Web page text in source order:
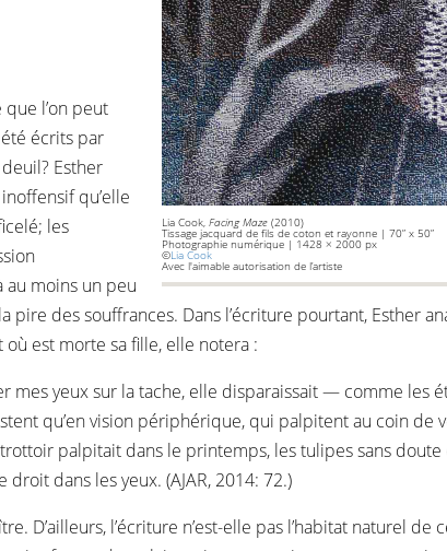
Lia Cook, Facing Maze (2010)
Tissage jacquard de fils de coton et rayonne | 70” x 50”
Photographie numérique | 1428 × 2000 px
©Lia Cook
Avec l'aimable autorisation de l’artiste
l’on peut
écrits par
Esther
qu’elle
les
au moins un peu
pire des souffrances. Dans l’écriture pourtant, Esther
où est morte sa fille, elle notera :
mes yeux sur la tache, elle disparaissait — comme les
qu’en vision périphérique, qui palpitent au coin de
palpitait dans le printemps, les tulipes sans
dans les yeux. (AJAR, 2014: 72.)
D’ailleurs, l’écriture n’est-elle pas l’habitat naturel de